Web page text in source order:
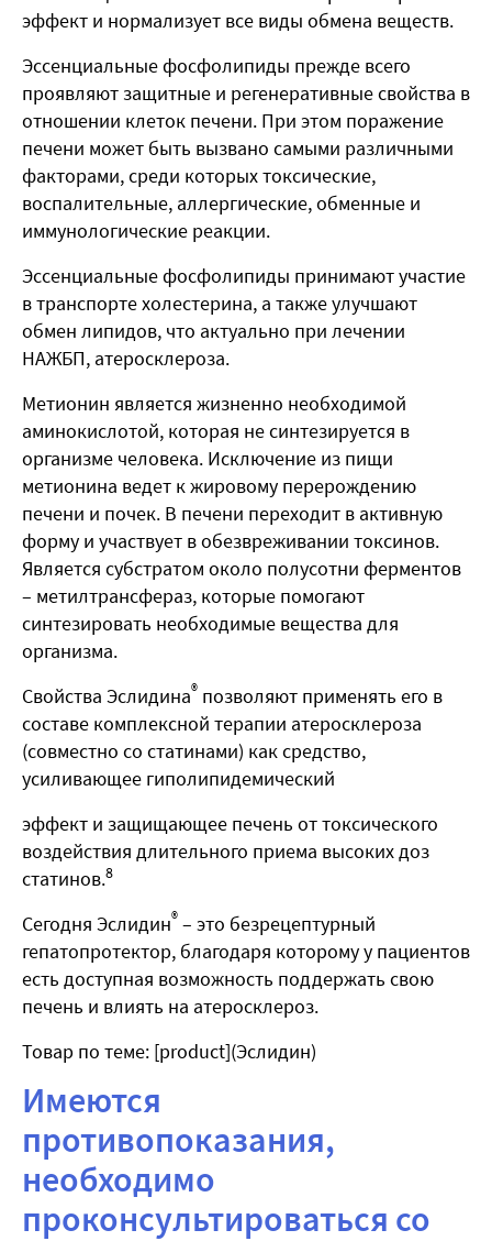
эффект и нормализует все виды обмена веществ.
Эссенциальные фосфолипиды прежде всего
проявляют защитные и регенеративные свойства в
отношении клеток печени. При этом поражение
печени может быть вызвано самыми различными
факторами, среди которых токсические,
воспалительные, аллергические, обменные и
иммунологические реакции.
Эссенциальные фосфолипиды принимают участие
в транспорте холестерина, а также улучшают
обмен липидов, что актуально при лечении
НАЖБП, атеросклероза.
Метионин является жизненно необходимой
аминокислотой, которая не синтезируется в
организме человека. Исключение из пищи
метионина ведет к жировому перерождению
печени и почек. В печени переходит в активную
форму и участвует в обезвреживании токсинов.
Является субстратом около полусотни ферментов
– метилтрансфераз, которые помогают
синтезировать необходимые вещества для
организма.
Свойства Эслидина® позволяют применять его в
составе комплексной терапии атеросклероза
(совместно со статинами) как средство,
усиливающее гиполипидемический
эффект и защищающее печень от токсического
воздействия длительного приема высоких доз
статинов.8
Сегодня Эслидин® – это безрецептурный
гепатопротектор, благодаря которому у пациентов
есть доступная возможность поддержать свою
печень и влиять на атеросклероз.
Товар по теме: [product](Эслидин)
Имеются
противопоказания,
необходимо
проконсультироваться со